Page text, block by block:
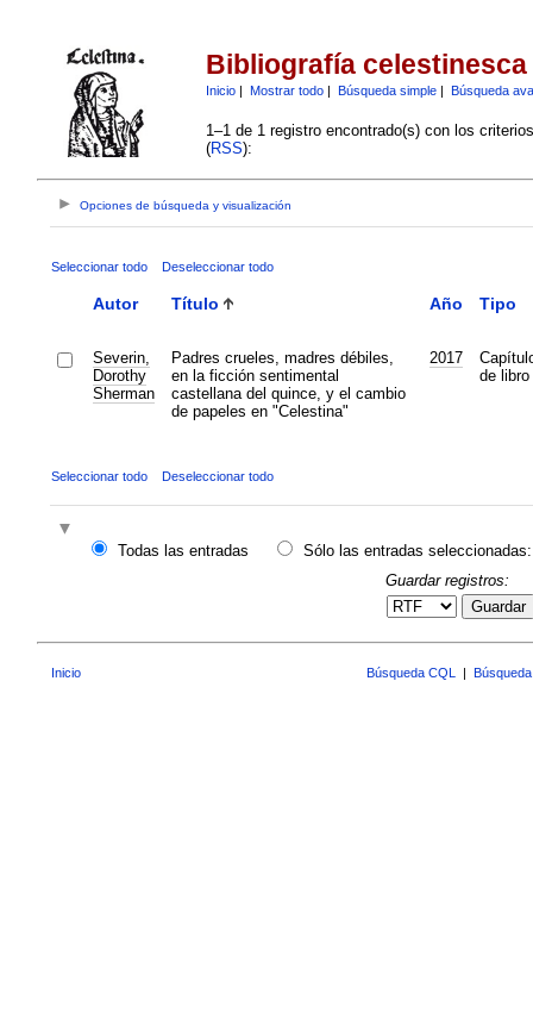
Bibliografía celestinesca
Inicio| Mostrar todo| Búsqueda simple| Búsqueda
1–1 de 1 registro encontrado(s) con los
(RSS):
Opciones de búsqueda y visualización
Seleccionar todo Deseleccionar todo
Autor Título Año Tipo
Severin,
Dorothy
Sherman
Padres crueles, madres débiles,
en la ficción sentimental
castellana del quince, y el cambio
de papeles en "Celestina"
2017
de libro
Seleccionar todo Deseleccionar todo
Todas las entradas
Sólo las entradas seleccionadas:
Guardar registros:
Guardar
Inicio Búsqueda CQL